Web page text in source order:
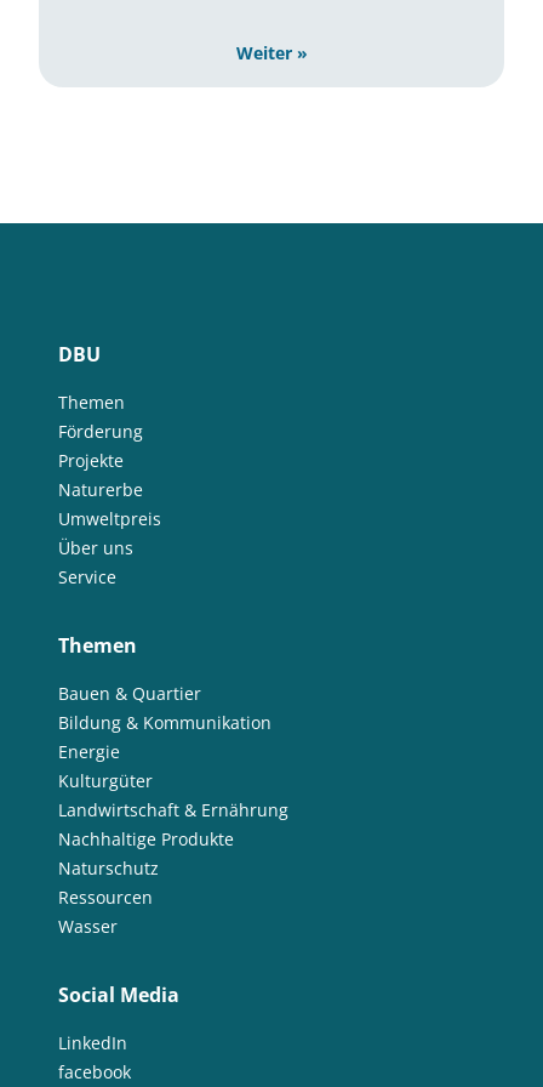
Weiter »
DBU
Themen
Förderung
Projekte
Naturerbe
Umweltpreis
Über uns
Service
Themen
Bauen & Quartier
Bildung & Kommunikation
Energie
Kulturgüter
Landwirtschaft & Ernährung
Nachhaltige Produkte
Naturschutz
Ressourcen
Wasser
Social Media
LinkedIn
facebook